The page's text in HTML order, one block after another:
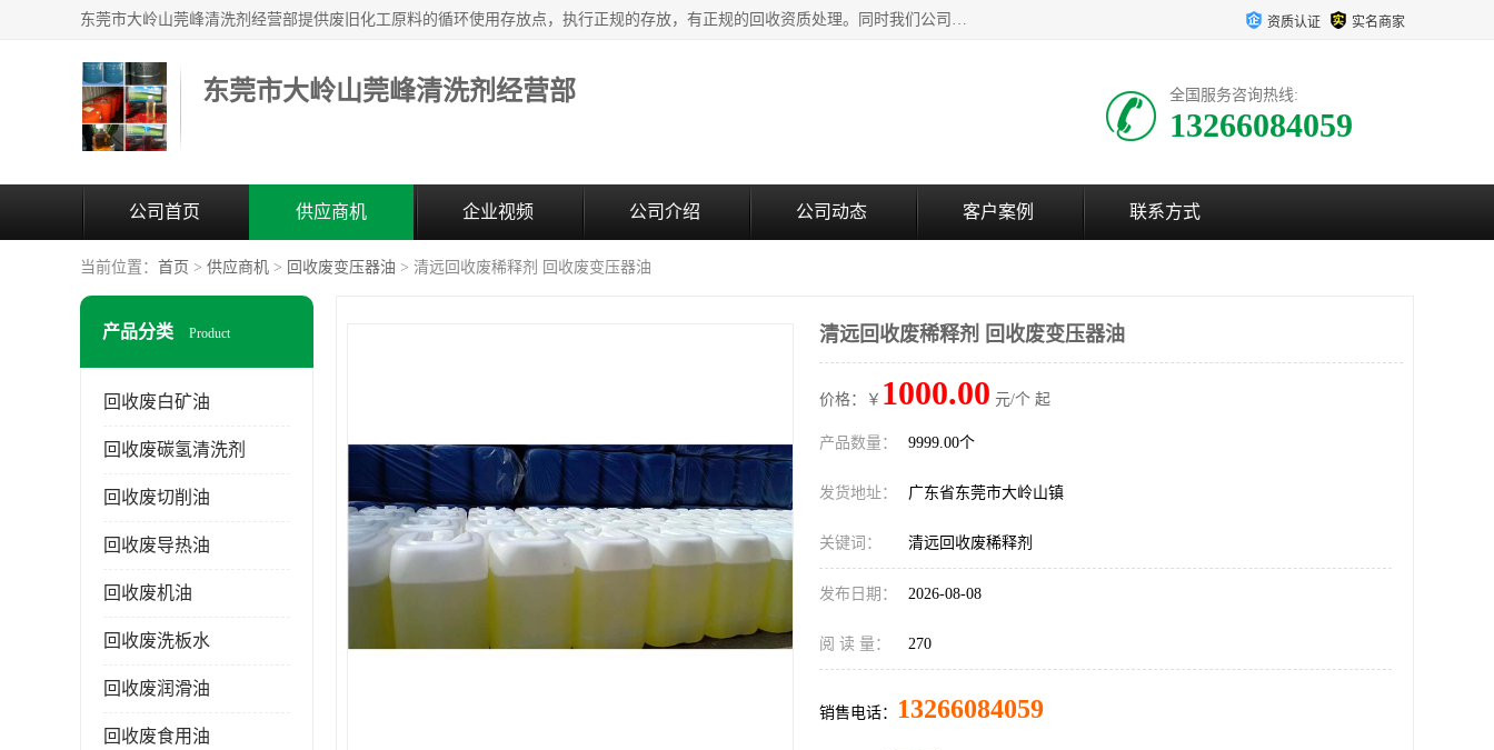
东莞市大岭山莞峰清洗剂经营部提供废旧化工原料的循环使用存放点，执行正规的存放，有正规的回收资质处理。同时我们公司批发零售回收级清洗剂，废液压油、废变压油、废清洗剂、脱模油、再生基础油，质量保证。 资质认证 实名商家
东莞市大岭山莞峰清洗剂经营部 全国服务咨询热线:
13266084059
公司首页 供应商机 企业视频 公司介绍 公司动态 客户案例 联系方式
当前位置： 首页 > 供应商机 > 回收废变压器油 > 清远回收废稀释剂 回收废变压器油
产品分类 Product
回收废白矿油
回收废碳氢清洗剂
回收废切削油
回收废导热油
回收废机油
回收废洗板水
回收废润滑油
回收废食用油
清远回收废稀释剂 回收废变压器油
价格：￥ 1000.00 元/个 起
产品数量： 9999.00个
发货地址： 广东省东莞市大岭山镇
关键词： 清远回收废稀释剂
发布日期： 2026-08-08
阅 读 量： 270
销售电话： 13266084059